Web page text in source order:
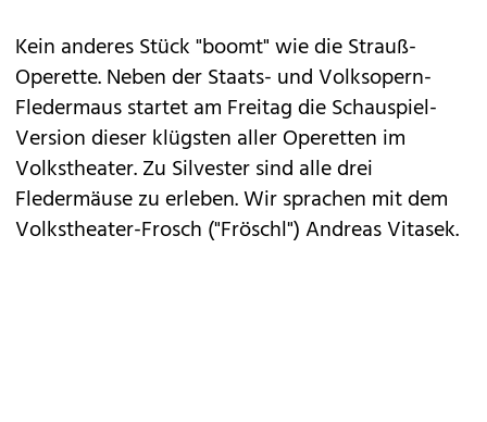
Kein anderes Stück "boomt" wie die Strauß-
Operette. Neben der Staats- und Volksopern-
Fledermaus startet am Freitag die Schauspiel-
Version dieser klügsten aller Operetten im
Volkstheater. Zu Silvester sind alle drei
Fledermäuse zu erleben. Wir sprachen mit dem
Volkstheater-Frosch ("Fröschl") Andreas Vitasek.